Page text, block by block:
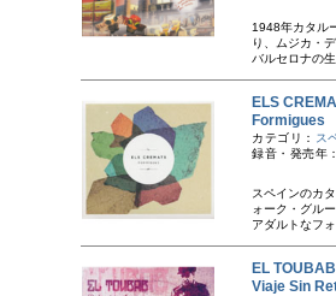
1948年カタル
り、ムジカ・
バルセロナの
ELS
カテゴリ： ス
録音・発売年
スペインのカ
ォーク・グル
アダルトなフ
EL
Viaje Sin